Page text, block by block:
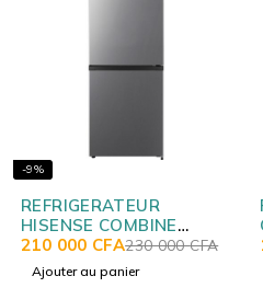
-9%
REFRIGERATEUR
HISENSE COMBINE
3TIROIRS 228L
RD29DC4SA
230 000CFA
210 000 CFA
Ajouter au panier